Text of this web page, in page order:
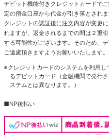
デビット機能付きクレジットカードで
定の預金口座から代金が引き落とされま
クレジットの認証後に注文内容が変更
れますが、返金されるまでの間は２重
する可能性がございます。そのため、
ご遠慮頂きますようお願いいたします。
※クレジットカードのシステムを利用
るデビットカード（金融機関で発行
ステムとは異なります。）
■NP後払い